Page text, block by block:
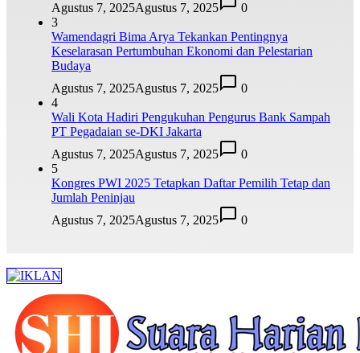
Agustus 7, 2025Agustus 7, 2025
0
3
Wamendagri Bima Arya Tekankan Pentingnya
Keselarasan Pertumbuhan Ekonomi dan Pelestarian
Budaya
Agustus 7, 2025Agustus 7, 2025
0
4
Wali Kota Hadiri Pengukuhan Pengurus Bank Sampah
PT Pegadaian se-DKI Jakarta
Agustus 7, 2025Agustus 7, 2025
0
5
Kongres PWI 2025 Tetapkan Daftar Pemilih Tetap dan
Jumlah Peninjau
Agustus 7, 2025Agustus 7, 2025 0